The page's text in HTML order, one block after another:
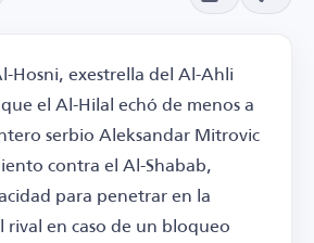
Hosni, exestrella del Al-Ahli
el Al-Hilal echó de menos a
serbio Aleksandar Mitrovic
contra el Al-Shabab,
para penetrar en la
en caso de un bloqueo